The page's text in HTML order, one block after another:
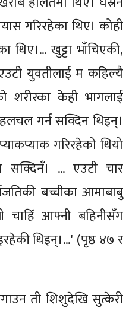
गरिरहेका थिए। कोही
थिए।… खुट्टा भाँचिएकी,
युवतीलाई म कहिल्यै
शरीरका केही भागलाई
गर्न सक्दिन थिइन्।
गरिरहेको थियो
सक्दिनँ। … एउटी चार
बच्चीका आमाबाबु
आफ्नी बहिनीसँग
थिइन्।…' (पृष्ठ ४७ र
ती शिशुदेखि सुत्केरी